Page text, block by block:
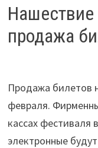
Нашествие
продажа
Продажа билетов
февраля.
кассах фестиваля
электронные